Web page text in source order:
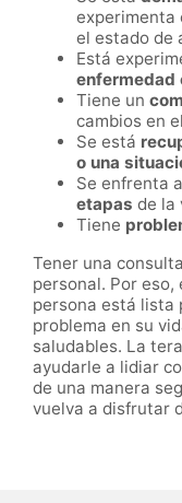
experimenta
el estado de
Está
enfermedad
Tiene un
cambios en
Se está
o una
Se enfrenta
etapas de la
Tiene
Tener una
personal. Por eso,
persona está lista
problema en su
saludables. La
ayudarle a lidiar
de una manera
vuelva a disfrutar